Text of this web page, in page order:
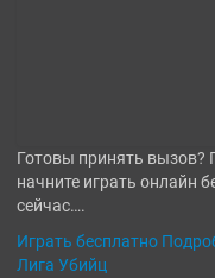
Готовы принять вызов?
начните играть онлайн
сейчас….
Играть бесплатно
Лига Убийц